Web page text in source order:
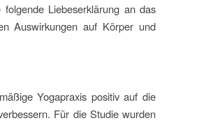
Liebeserklärung an das
Auswirkungen auf Körper und
Yogapraxis positiv auf die
Für die Studie wurden